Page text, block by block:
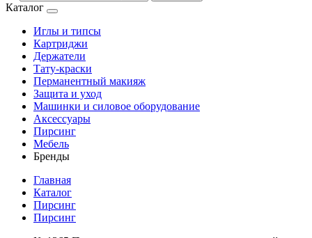
Каталог
Иглы и типсы
Картриджи
Держатели
Тату-краски
Перманентный макияж
Защита и уход
Машинки и силовое оборудование
Аксессуары
Пирсинг
Мебель
Бренды
Главная
Каталог
Пирсинг
Пирсинг